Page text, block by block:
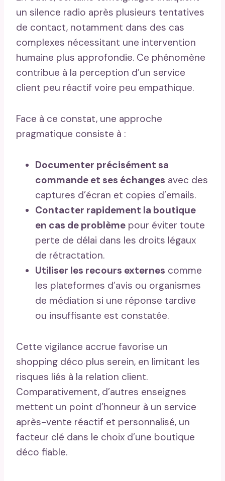
un silence radio après plusieurs tentatives
de contact, notamment dans des cas
complexes nécessitant une intervention
humaine plus approfondie. Ce phénomène
contribue à la perception d’un service
client peu réactif voire peu empathique.
Face à ce constat, une approche
pragmatique consiste à :
Documenter précisément sa
commande et ses échanges avec des
captures d’écran et copies d’emails.
Contacter rapidement la boutique
en cas de problème pour éviter toute
perte de délai dans les droits légaux
de rétractation.
Utiliser les recours externes comme
les plateformes d’avis ou organismes
de médiation si une réponse tardive
ou insuffisante est constatée.
Cette vigilance accrue favorise un
shopping déco plus serein, en limitant les
risques liés à la relation client.
Comparativement, d’autres enseignes
mettent un point d’honneur à un service
après-vente réactif et personnalisé, un
facteur clé dans le choix d’une boutique
déco fiable.